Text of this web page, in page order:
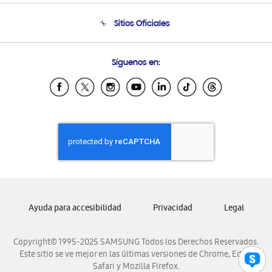
Soporte vía eMail
Sitios Oficiales
Samsung Ecuador
Samsung El Salvador
Samsung Honduras
Samsung Nicaragua
Samsung Panamá
Samsung Venezuela
Síguenos en:
Copyright© 1995-2025 SAMSUNG Todos los Derechos Reservados.
Este sitio se ve mejor en las últimas versiones de Chrome, Edge,
Safari y Mozilla Firefox.
Ayuda para accesibilidad Privacidad Legal